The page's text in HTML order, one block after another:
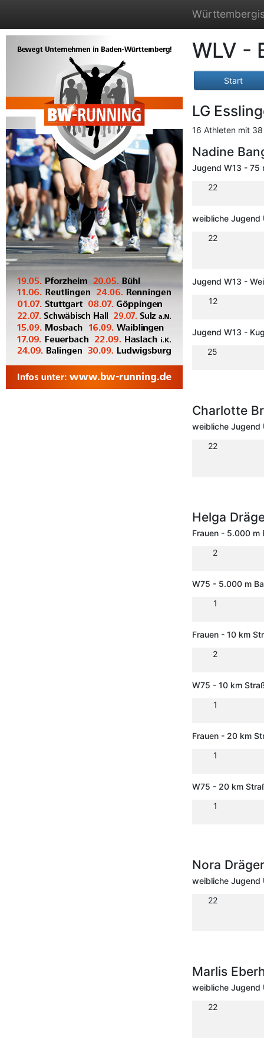
WLV -
Start
LG
16 Athleten mit
Nadine
Jugend W13 - 75
22
weibliche Jugend
22
Jugend W13 -
12
Jugend W13 -
25
Charlotte
weibliche Jugend
22
Helga
Frauen - 5.000 m
2
W75 - 5.000 m
1
Frauen - 10 km
2
W75 - 10 km
1
Frauen - 20 km
1
W75 - 20 km
1
Nora
weibliche Jugend
22
Marlis
weibliche Jugend
22